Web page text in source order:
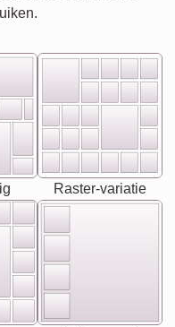
Raster-variatie